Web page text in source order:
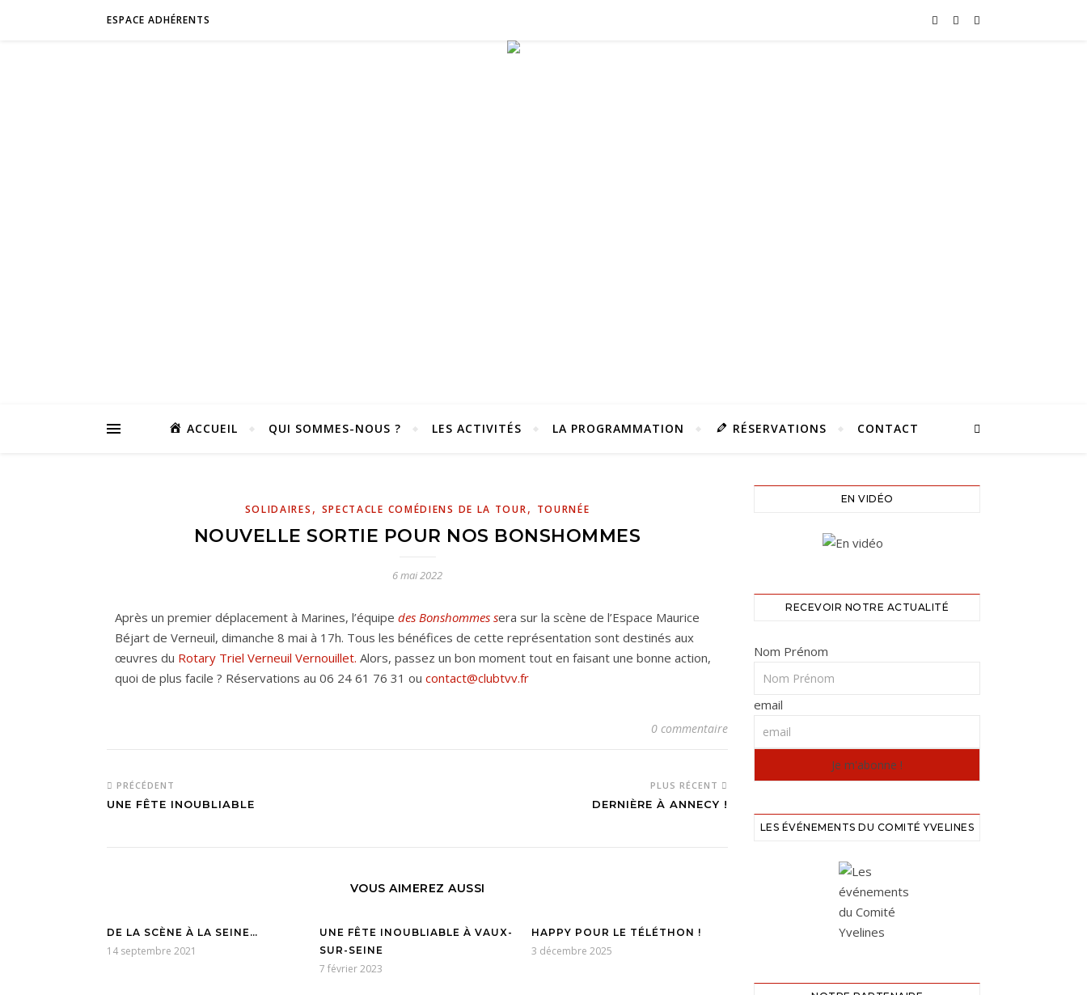
ESPACE ADHÉRENTS
Vivez notre scène passion !
ACCUEIL QUI SOMMES-NOUS ? LES ACTIVITÉS LA PROGRAMMATION RÉSERVATIONS CONTACT
SOLIDAIRES , SPECTACLE COMÉDIENS DE LA TOUR, TOURNÉE
NOUVELLE SORTIE POUR NOS BONSHOMMES
6 mai 2022
Après un premier déplacement à Marines, l’équipe des Bonshommes sera sur la scène de l’Espace Maurice
Béjart de Verneuil, dimanche 8 mai à 17h. Tous les bénéfices de cette représentation sont destinés aux
œuvres du Rotary Triel Verneuil Vernouillet. Alors, passez un bon moment tout en faisant une bonne action,
quoi de plus facile ? Réservations au 06 24 61 76 31 ou contact@clubtvv.fr
0 commentaire
PRÉCÉDENT
UNE FÊTE INOUBLIABLE
PLUS RÉCENT
DERNIÈRE À ANNECY !
VOUS AIMEREZ AUSSI
DE LA SCÈNE À LA SEINE…
14 septembre 2021
UNE FÊTE INOUBLIABLE À VAUX-
SUR-SEINE
7 février 2023
HAPPY POUR LE TÉLÉTHON !
3 décembre 2025
EN VIDÉO
RECEVOIR NOTRE ACTUALITÉ
Nom Prénom
email
LES ÉVÉNEMENTS DU COMITÉ YVELINES